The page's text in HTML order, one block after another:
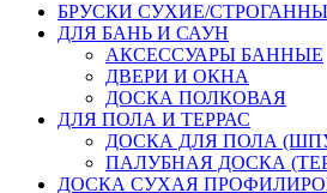
БРУСКИ СУХИЕ/
ДЛЯ БАНЬ И САУН
АКСЕССУАРЫ БАННЫЕ
ДВЕРИ И ОКНА
ДОСКА ПОЛКОВАЯ
ДЛЯ ПОЛА И ТЕРРАС
ДОСКА ДЛЯ ПОЛА
ПАЛУБНАЯ ДОСКА
ДОСКА СУХАЯ